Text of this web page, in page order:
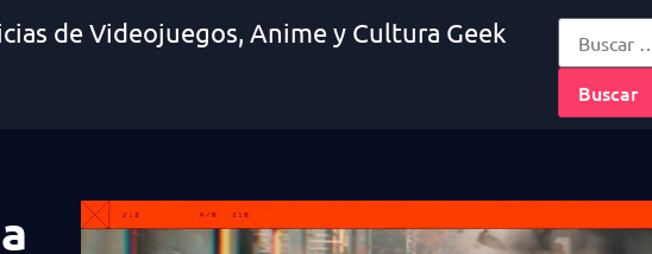
de Videojuegos, Anime y Cultura Geek